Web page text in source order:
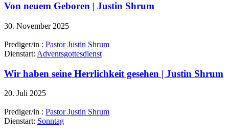
Von neuem Geboren | Justin Shrum
30. November 2025
Prediger/in : Pastor Justin Shrum
Dienstart: Adventsgottesdienst
Wir haben seine Herrlichkeit gesehen | Justin Shrum
20. Juli 2025
Prediger/in : Pastor Justin Shrum
Dienstart: Sonntag